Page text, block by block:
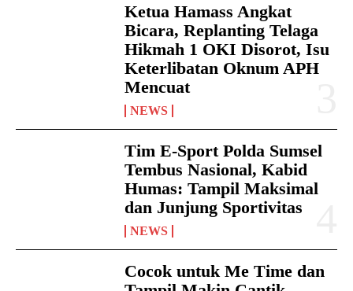
Ketua Hamass Angkat
Bicara, Replanting Telaga
Hikmah 1 OKI Disorot, Isu
Keterlibatan Oknum APH
Mencuat
NEWS
Tim E-Sport Polda Sumsel
Tembus Nasional, Kabid
Humas: Tampil Maksimal
dan Junjung Sportivitas
NEWS
Cocok untuk Me Time dan